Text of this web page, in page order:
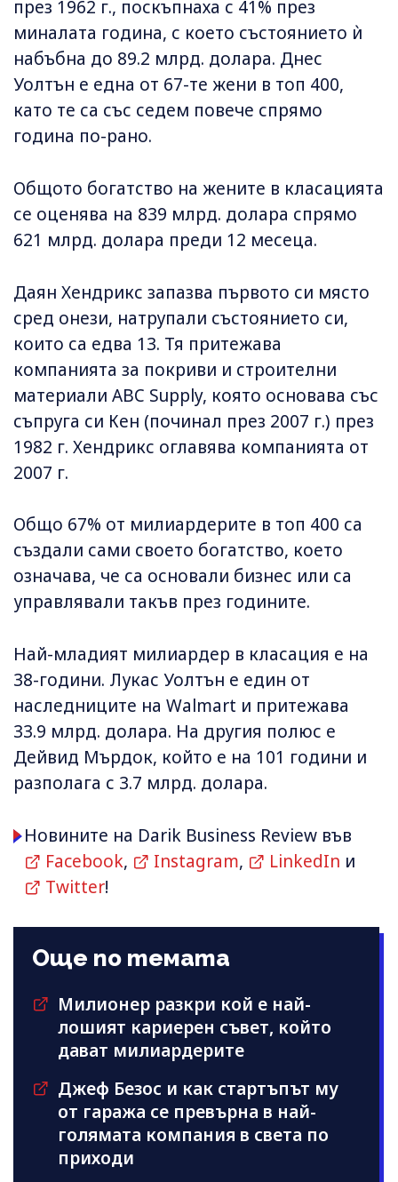
през 1962 г., поскъпнаха с 41% през
миналата година, с което състоянието ѝ
набъбна до 89.2 млрд. долара. Днес
Уолтън е една от 67-те жени в топ 400,
като те са със седем повече спрямо
година по-рано.
Общото богатство на жените в класацията
се оценява на 839 млрд. долара спрямо
621 млрд. долара преди 12 месеца.
Даян Хендрикс запазва първото си място
сред онези, натрупали състоянието си,
които са едва 13. Тя притежава
компанията за покриви и строителни
материали ABC Supply, която основава със
съпруга си Кен (починал през 2007 г.) през
1982 г. Хендрикс оглавява компанията от
2007 г.
Общо 67% от милиардерите в топ 400 са
създали сами своето богатство, което
означава, че са основали бизнес или са
управлявали такъв през годините.
Най-младият милиардер в класация е на
38-години. Лукас Уолтън е един от
наследниците на Walmart и притежава
33.9 млрд. долара. На другия полюс е
Дейвид Мърдок, който е на 101 години и
разполага с 3.7 млрд. долара.
Новините на Darik Business Review във
Facebook, Instagram, LinkedIn и
Twitter!
Още по темата
Милионер разкри кой е най-
лошият кариерен съвет, който
дават милиардерите
Джеф Безос и как стартъпът му
от гаража се превърна в най-
голямата компания в света по
приходи